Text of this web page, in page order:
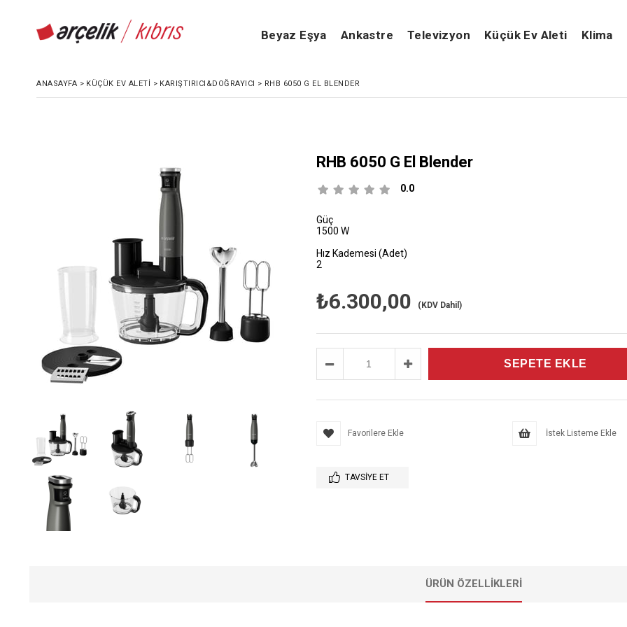
Beyaz Eşya Ankastre Televizyon Küçük Ev Aleti Klima
ANASAYFA > KÜÇÜK EV ALETI > KARIŞTIRICI&DOĞRAYICI > RHB 6050 G EL BLENDER
RHB 6050 G El Blender
0.0
Güç
1500 W
Hız Kademesi (Adet)
2
₺6.300,00 (KDV Dahil)
Favorilere Ekle İstek Listeme Ekle
TAVSIYE ET
ÜRÜN ÖZELLIKLERI